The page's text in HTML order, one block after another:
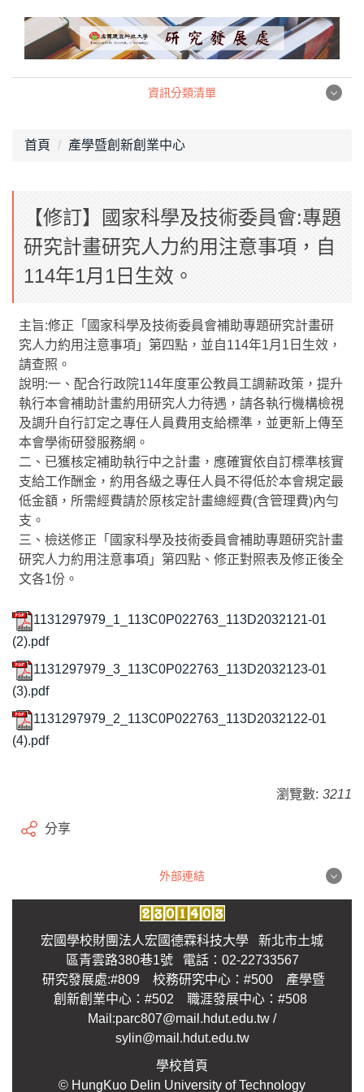
資訊分類清單
職涯發展中心
校務研究中心
組織架構
相關法規
表格下載
學生校外實習
學海系列計畫
榮譽榜
企業徵才資訊
校友會
樂齡大學
全民勞教e網「影音分享／勞工退休金」
創新創業中心 (舊網)
首頁 產學暨創新創業中心
【修訂】國家科學及技術委員會:專題
研究計畫研究人力約用注意事項，自
114年1月1日生效。
主旨:修正「國家科學及技術委員會補助專題研究計畫研
究人力約用注意事項」第四點，並自114年1月1日生效，
請查照。
說明:一、配合行政院114年度軍公教員工調薪政策，提升
執行本會補助計畫約用研究人力待遇，請各執行機構檢視
及調升自行訂定之專任人員費用支給標準，並更新上傳至
本會學術研發服務網。
二、已獲核定補助執行中之計畫，應確實依自訂標準核實
支給工作酬金，約用各級之專任人員不得低於本會規定最
低金額，所需經費請於原核定計畫總經費(含管理費)內勻
支。
三、檢送修正「國家科學及技術委員會補助專題研究計畫
研究人力約用注意事項」第四點、修正對照表及修正後全
文各1份。
1131297979_1_113C0P022763_113D2032121-01
(2).pdf
1131297979_3_113C0P022763_113D2032123-01
(3).pdf
1131297979_2_113C0P022763_113D2032122-01
(4).pdf
瀏覽數: 3211
分享
外部連結
宏國學校財團法人宏國德霖科技大學 新北市土城
區青雲路380巷1號 電話：02-22733567
研究發展處:#809 校務研究中心：#500 產學暨
創新創業中心：#502 職涯發展中心：#508
Mail:parc807@mail.hdut.edu.tw /
sylin@mail.hdut.edu.tw
學校首頁
© HungKuo Delin University of Technology